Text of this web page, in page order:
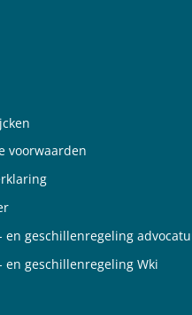
informatie
voorwaarden
en geschillenregeling
en geschillenregeling Wki